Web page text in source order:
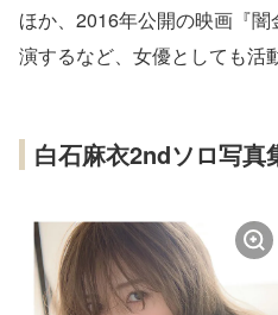
ほか、2016年公開の映画『
演するなど、女優としても活
白石麻衣2ndソロ写真